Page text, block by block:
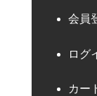
会員
ログ
カー